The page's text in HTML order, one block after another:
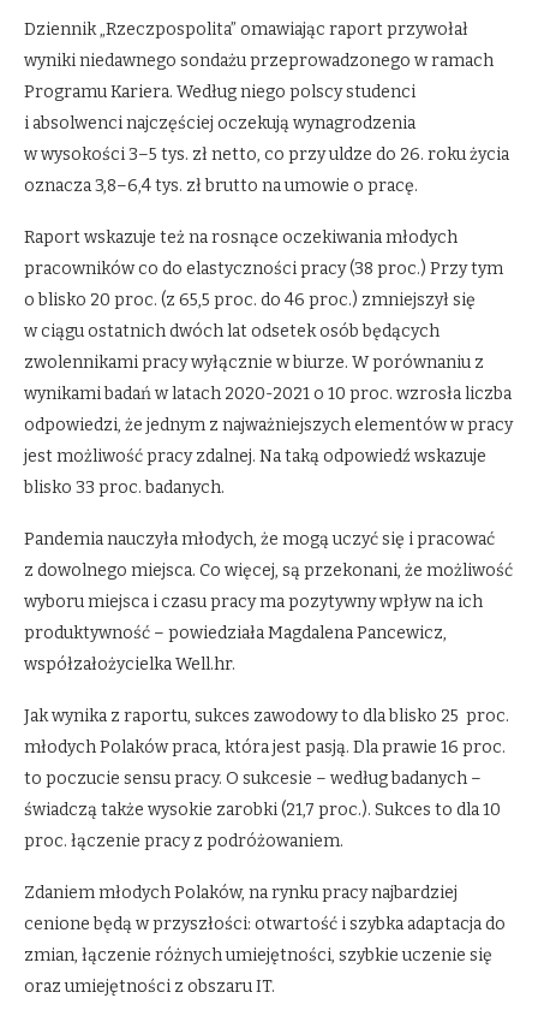
Dziennik „Rzeczpospolita” omawiając raport przywołał
wyniki niedawnego sondażu przeprowadzonego w ramach
Programu Kariera. Według niego polscy studenci
i absolwenci najczęściej oczekują wynagrodzenia
w wysokości 3–5 tys. zł netto, co przy uldze do 26. roku życia
oznacza 3,8–6,4 tys. zł brutto na umowie o pracę.
Raport wskazuje też na rosnące oczekiwania młodych
pracowników co do elastyczności pracy (38 proc.) Przy tym
o blisko 20 proc. (z 65,5 proc. do 46 proc.) zmniejszył się
w ciągu ostatnich dwóch lat odsetek osób będących
zwolennikami pracy wyłącznie w biurze. W porównaniu z
wynikami badań w latach 2020-2021 o 10 proc. wzrosła liczba
odpowiedzi, że jednym z najważniejszych elementów w pracy
jest możliwość pracy zdalnej. Na taką odpowiedź wskazuje
blisko 33 proc. badanych.
Pandemia nauczyła młodych, że mogą uczyć się i pracować
z dowolnego miejsca. Co więcej, są przekonani, że możliwość
wyboru miejsca i czasu pracy ma pozytywny wpływ na ich
produktywność – powiedziała Magdalena Pancewicz,
współzałożycielka Well.hr.
Jak wynika z raportu, sukces zawodowy to dla blisko 25 proc.
młodych Polaków praca, która jest pasją. Dla prawie 16 proc.
to poczucie sensu pracy. O sukcesie – według badanych –
świadczą także wysokie zarobki (21,7 proc.). Sukces to dla 10
proc. łączenie pracy z podróżowaniem.
Zdaniem młodych Polaków, na rynku pracy najbardziej
cenione będą w przyszłości: otwartość i szybka adaptacja do
zmian, łączenie różnych umiejętności, szybkie uczenie się
oraz umiejętności z obszaru IT.